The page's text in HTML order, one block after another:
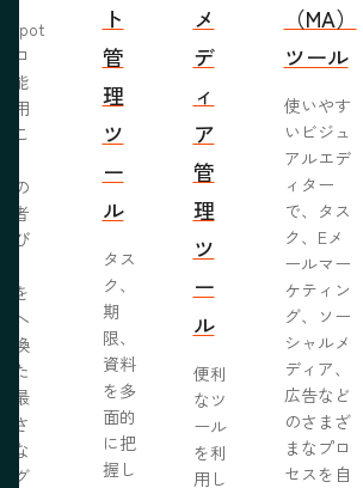
ロ
能
用
こ
の
者
び
を
へ
換
た
最
さ
な
グ
ト
管
理
ツ
ー
ル
タス
ク、
期
限、
資料
を多
面的
に把
握し
メ
デ
ィ
ア
管
理
ツ
ー
ル
便利
なツ
ール
を利
用し
（MA）
ツール
使いやす
いビジュ
アルエデ
ィター
で、タス
ク、Eメ
ールマー
ケティン
グ、ソー
シャルメ
ディア、
広告など
のさまざ
まなプロ
セスを自